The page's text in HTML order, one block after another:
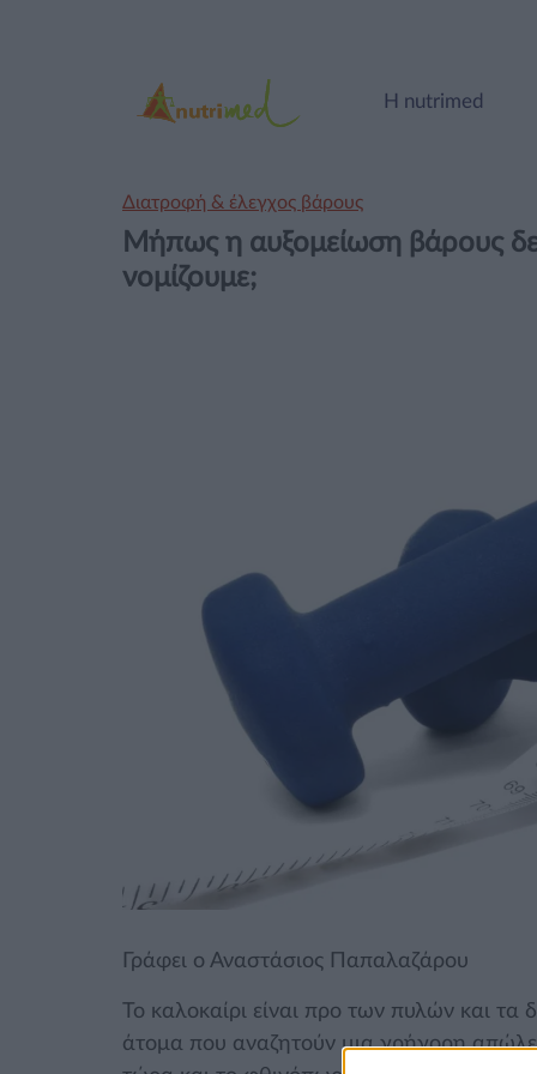
Η nutrimed
Διατροφή & έλεγχος βάρους
Μήπως η αυξομείωση βάρους
νομίζουμε;
Γράφει ο Αναστάσιος Παπαλαζάρου
Το καλοκαίρι είναι προ των πυλών και τα
άτομα που αναζητούν μια γρήγορη